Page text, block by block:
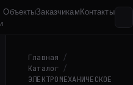
ОбъектыЗаказчикамКонтакты
Главная /
Каталог /
ЭЛЕКТРОМЕХАНИЧЕСКОЕ